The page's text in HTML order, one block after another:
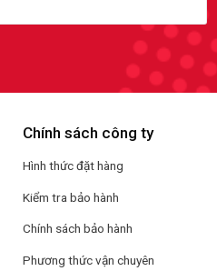
Chính sách công ty
Hình thức đặt hàng
Kiểm tra bảo hành
Chính sách bảo hành
Phương thức vận chuyên